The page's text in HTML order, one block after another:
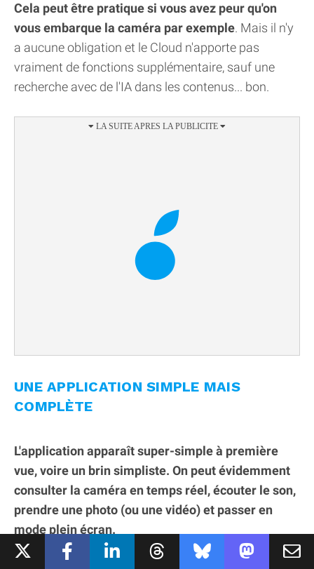
Cela peut être pratique si vous avez peur qu'on
vous embarque la caméra par exemple. Mais il n'y
a aucune obligation et le Cloud n'apporte pas
vraiment de fonctions supplémentaire, sauf une
recherche avec de l'IA dans les contenus... bon.
UNE APPLICATION SIMPLE MAIS
COMPLÈTE
L'application apparaît super-simple à première
vue, voire un brin simpliste. On peut évidemment
consulter la caméra en temps réel, écouter le son,
prendre une photo (ou une vidéo) et passer en
mode plein écran.